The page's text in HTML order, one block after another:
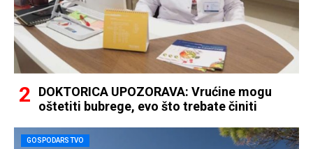
DOKTORICA UPOZORAVA: Vrućine mogu
oštetiti bubrege, evo što trebate činiti
GOSPODARSTVO